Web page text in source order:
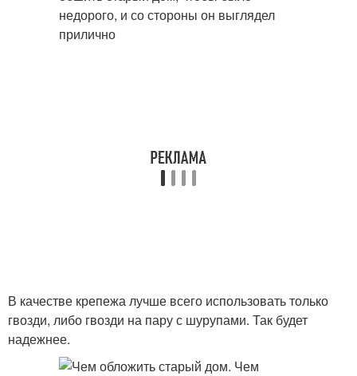
В качестве крепежа лучше всего использовать только
гвозди, либо гвозди на пару с шурупами. Так будет
надежнее.